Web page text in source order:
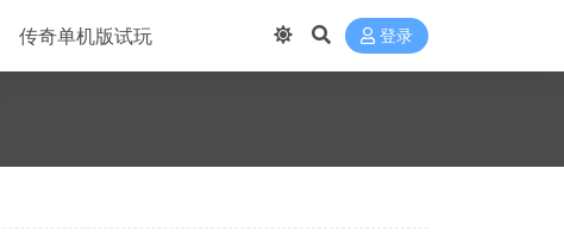
传奇单机版试玩 登录